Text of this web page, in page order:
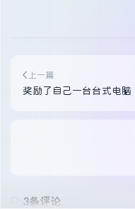
上一篇
奖励了自己一台台式电脑
3条评论